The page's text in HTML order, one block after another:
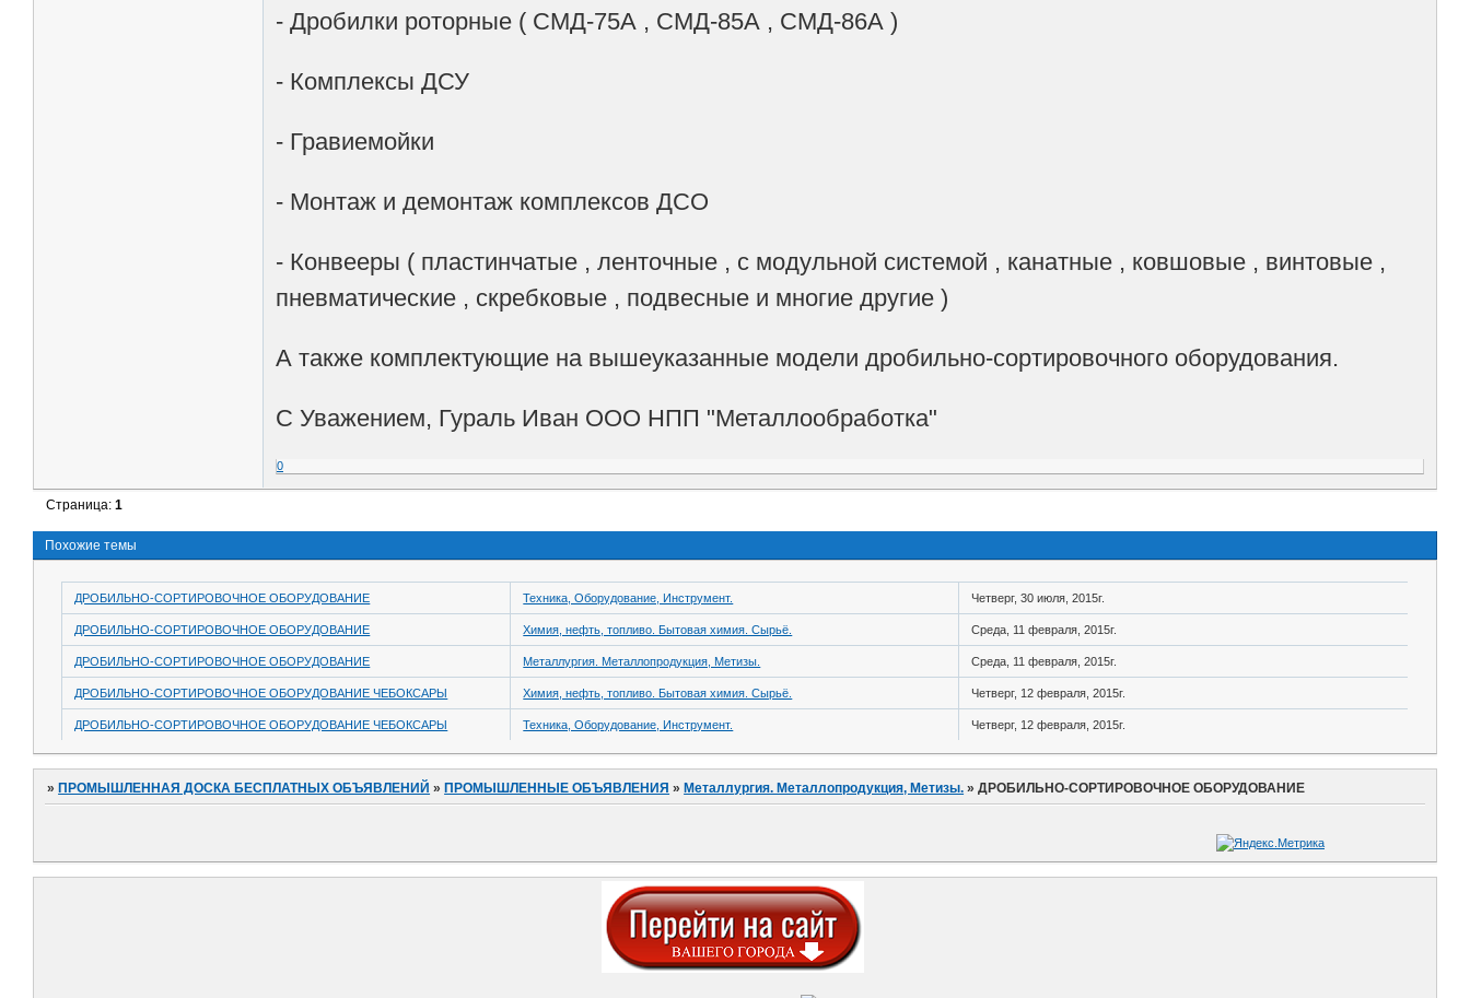
- Дробилки роторные ( СМД-75А , СМД-85А , СМД-86А )
- Комплексы ДСУ
- Гравиемойки
- Монтаж и демонтаж комплексов ДСО
- Конвееры ( пластинчатые , ленточные , с модульной системой , канатные , ковшовые , винтовые ,
пневматические , скребковые , подвесные и многие другие )
А также комплектующие на вышеуказанные модели дробильно-сортировочного оборудования.
С Уважением, Гураль Иван ООО НПП "Металлообработка"
0
Страница:1
Похожие темы
ДРОБИЛЬНО-СОРТИРОВОЧНОЕ ОБОРУДОВАНИЕ Техника, Оборудование, Инструмент. Четверг, 30 июля, 2015г.
ДРОБИЛЬНО-СОРТИРОВОЧНОЕ ОБОРУДОВАНИЕ Химия, нефть, топливо. Бытовая химия. Сырьё. Среда, 11 февраля, 2015г.
ДРОБИЛЬНО-СОРТИРОВОЧНОЕ ОБОРУДОВАНИЕ Металлургия. Металлопродукция, Метизы. Среда, 11 февраля, 2015г.
ДРОБИЛЬНО-СОРТИРОВОЧНОЕ ОБОРУДОВАНИЕ ЧЕБОКСАРЫ Химия, нефть, топливо. Бытовая химия. Сырьё. Четверг, 12 февраля, 2015г.
ДРОБИЛЬНО-СОРТИРОВОЧНОЕ ОБОРУДОВАНИЕ ЧЕБОКСАРЫ Техника, Оборудование, Инструмент. Четверг, 12 февраля, 2015г.
»ПРОМЫШЛЕННАЯ ДОСКА БЕСПЛАТНЫХ ОБЪЯВЛЕНИЙ »ПРОМЫШЛЕННЫЕ ОБЪЯВЛЕНИЯ »Металлургия. Металлопродукция, Метизы. »ДРОБИЛЬНО-СОРТИРОВОЧНОЕ ОБОРУДОВАНИЕ